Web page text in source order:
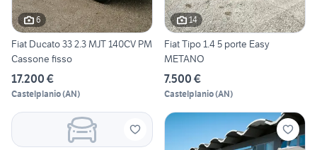
6
Fiat Ducato 33 2.3 MJT 140CV PM
Cassone fisso
17.200 €
Castelplanio(AN)
14
Fiat Tipo 1.4 5 porte Easy
METANO
7.500 €
Castelplanio(AN)